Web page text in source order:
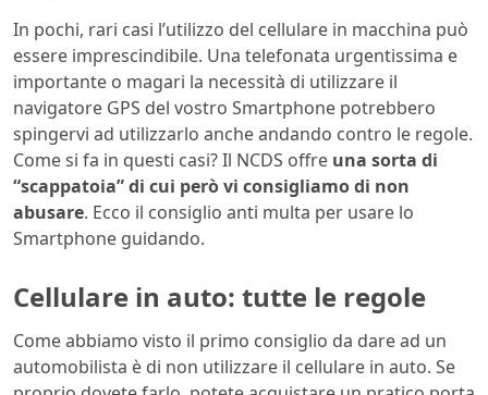
In pochi, rari casi l’utilizzo del cellulare in macchina può
essere imprescindibile. Una telefonata urgentissima e
importante o magari la necessità di utilizzare il
navigatore GPS del vostro Smartphone potrebbero
spingervi ad utilizzarlo anche andando contro le regole.
Come si fa in questi casi? Il NCDS offre una sorta di
“scappatoia” di cui però vi consigliamo di non
abusare. Ecco il consiglio anti multa per usare lo
Smartphone guidando.
Cellulare in auto: tutte le regole
Come abbiamo visto il primo consiglio da dare ad un
automobilista è di non utilizzare il cellulare in auto. Se